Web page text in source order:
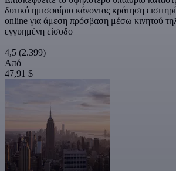
δυτικό ημισφαίριο κάνοντας κράτηση
online για άμεση πρόσβαση μέσω κινητού
εγγυημένη είσοδο
4,5 (2.399)
Από
47,91 $